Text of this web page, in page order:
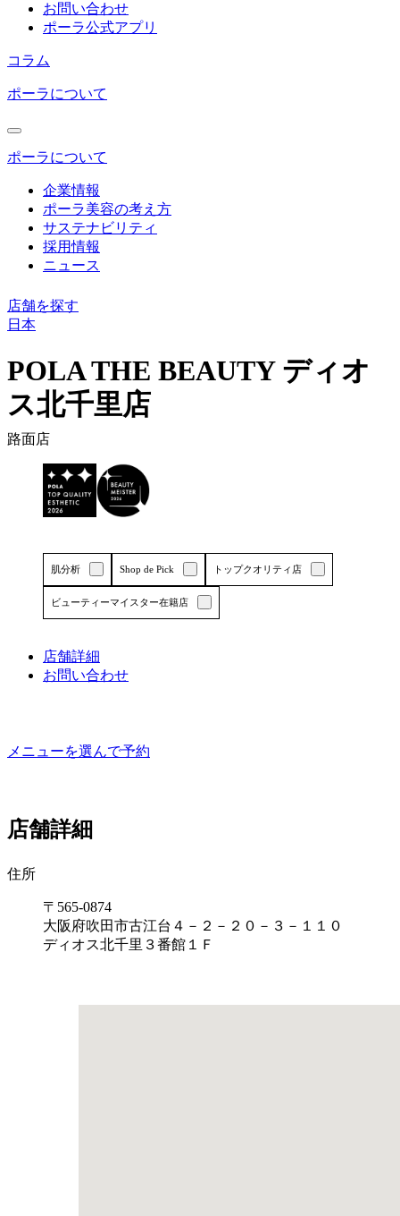
お問い合わせ
ポーラ公式アプリ
コラム
ポーラについて
ポーラについて
企業情報
ポーラ美容の考え方
サステナビリティ
採用情報
ニュース
店舗を探す
日本
ン
テ
ン
ツ
エ
POLA THE BEAUTY ディオ
ス北千里店
路面店
肌分析
詳しくはこちら
Shop de Pick
詳しくはこちら
トップクオリティ店
ビューティーマイスター在籍店
店舗詳細
お問い合わせ
メニューを選んで予約
店舗詳細
住所
〒565-0874
大阪府吹田市古江台４－２－２０－３－１１０
ディオス北千里３番館１Ｆ